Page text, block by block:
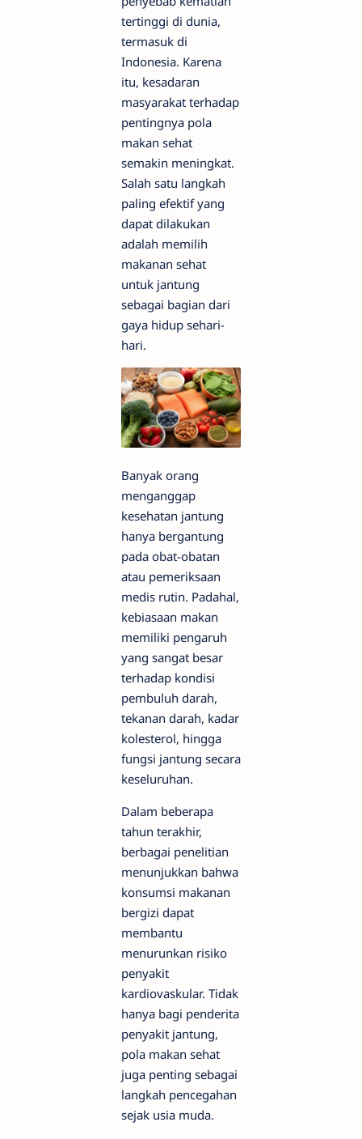
tertinggi di dunia,
termasuk di
Indonesia. Karena
itu, kesadaran
masyarakat terhadap
pentingnya pola
makan sehat
semakin meningkat.
Salah satu langkah
paling efektif yang
dapat dilakukan
adalah memilih
makanan sehat
untuk jantung
sebagai bagian dari
gaya hidup sehari-
hari.
Banyak orang
menganggap
kesehatan jantung
hanya bergantung
pada obat-obatan
atau pemeriksaan
medis rutin. Padahal,
kebiasaan makan
memiliki pengaruh
yang sangat besar
terhadap kondisi
pembuluh darah,
tekanan darah, kadar
kolesterol, hingga
fungsi jantung secara
keseluruhan.
Dalam beberapa
tahun terakhir,
berbagai penelitian
menunjukkan bahwa
konsumsi makanan
bergizi dapat
membantu
menurunkan risiko
penyakit
kardiovaskular. Tidak
hanya bagi penderita
penyakit jantung,
pola makan sehat
juga penting sebagai
langkah pencegahan
sejak usia muda.